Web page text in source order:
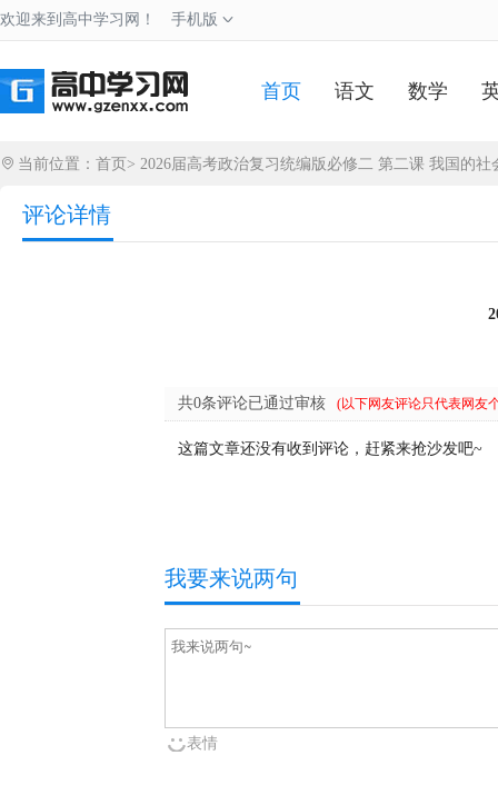
欢迎来到高中学习网！ 手机版
首页 语文 数学
当前位置： 首页 > 2026届高考政治复习统编版必修二 第二课 我国的社
评论详情
共0条评论已通过审核 (以下网友评论只代表网友
这篇文章还没有收到评论，赶紧来抢沙发吧~
我要来说两句
表情